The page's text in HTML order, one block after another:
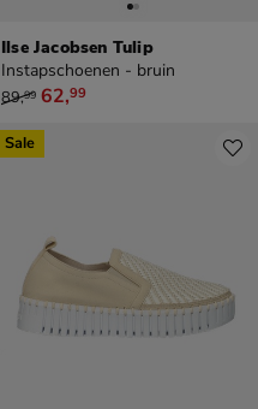
Ilse Jacobsen Tulip
Instapschoenen - bruin
van € 89,99 voor € 62,99
89,99 62,99
Sale